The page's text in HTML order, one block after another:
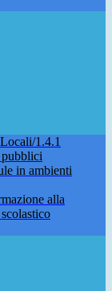
1.4.1
in ambienti
alla